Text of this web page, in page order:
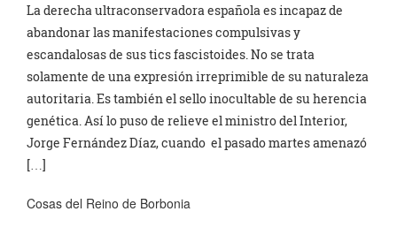
La derecha ultraconservadora española es incapaz de
abandonar las manifestaciones compulsivas y
escandalosas de sus tics fascistoides. No se trata
solamente de una expresión irreprimible de su naturaleza
autoritaria. Es también el sello inocultable de su herencia
genética. Así lo puso de relieve el ministro del Interior,
Jorge Fernández Díaz, cuando el pasado martes amenazó
[…]
Cosas del Reino de Borbonia